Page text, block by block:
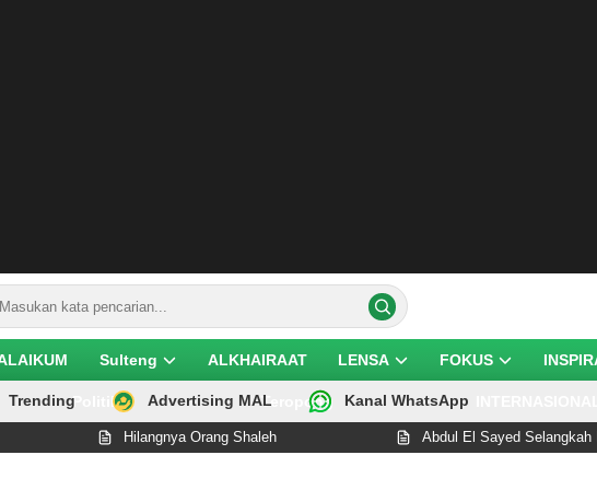
Sulteng ALKHAIRAAT LENSA FOKUS
Politik Teropong
Trending Advertising MAL Kanal WhatsApp
Hilangnya Orang Shaleh Abdul El Sayed Selangkah Lagi Cetak